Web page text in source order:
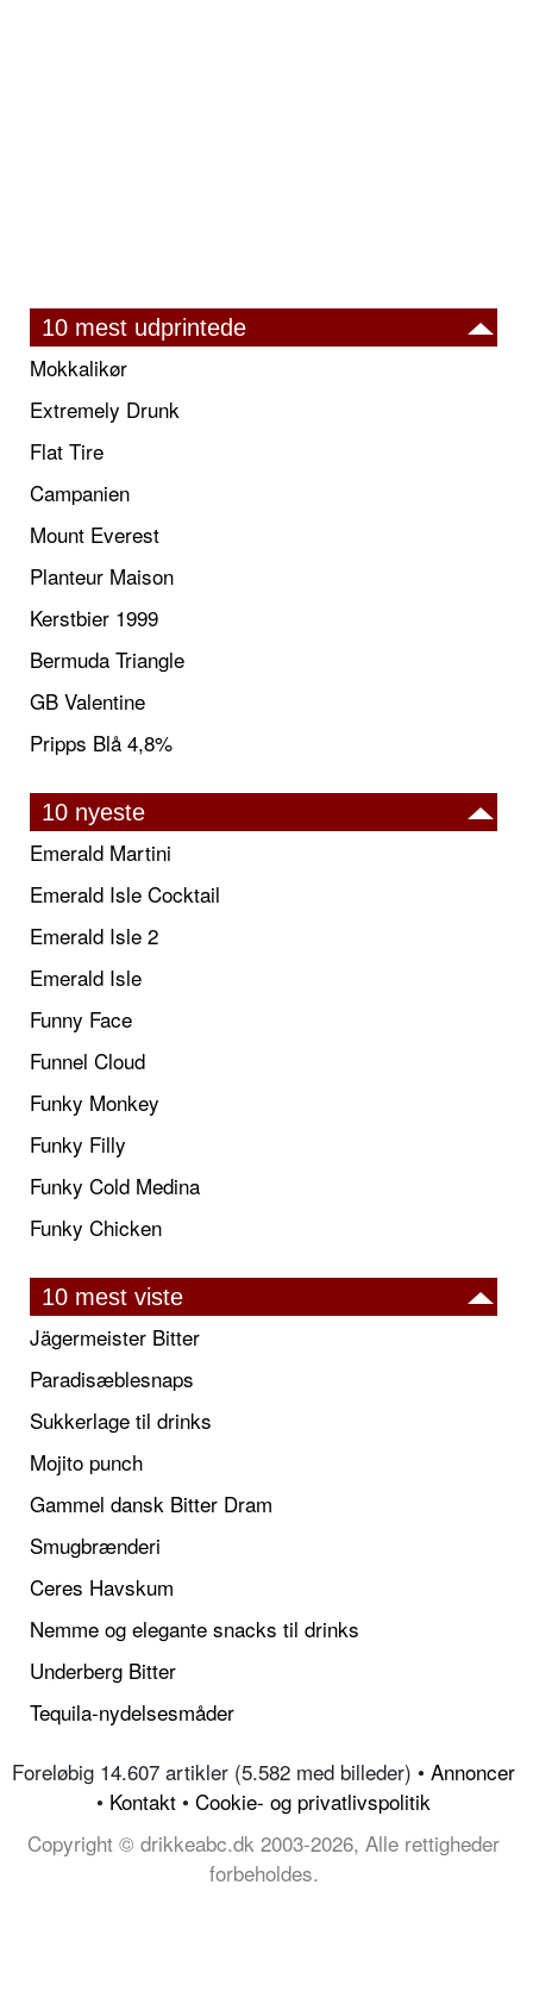
10 mest udprintede
Mokkalikør
Extremely Drunk
Flat Tire
Campanien
Mount Everest
Planteur Maison
Kerstbier 1999
Bermuda Triangle
GB Valentine
Pripps Blå 4,8%
10 nyeste
Emerald Martini
Emerald Isle Cocktail
Emerald Isle 2
Emerald Isle
Funny Face
Funnel Cloud
Funky Monkey
Funky Filly
Funky Cold Medina
Funky Chicken
10 mest viste
Jägermeister Bitter
Paradisæblesnaps
Sukkerlage til drinks
Mojito punch
Gammel dansk Bitter Dram
Smugbrænderi
Ceres Havskum
Nemme og elegante snacks til drinks
Underberg Bitter
Tequila-nydelsesmåder
Foreløbig 14.607 artikler (5.582 med billeder) • Annoncer
• Kontakt • Cookie- og privatlivspolitik
Copyright © drikkeabc.dk 2003-2026, Alle rettigheder
forbeholdes.